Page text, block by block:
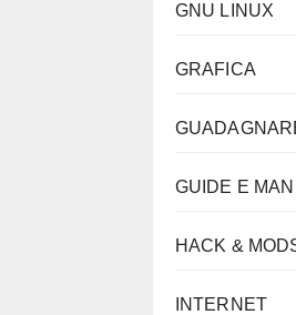
GNU LINUX
GRAFICA
GUIDE E
HACK &
INTERNET